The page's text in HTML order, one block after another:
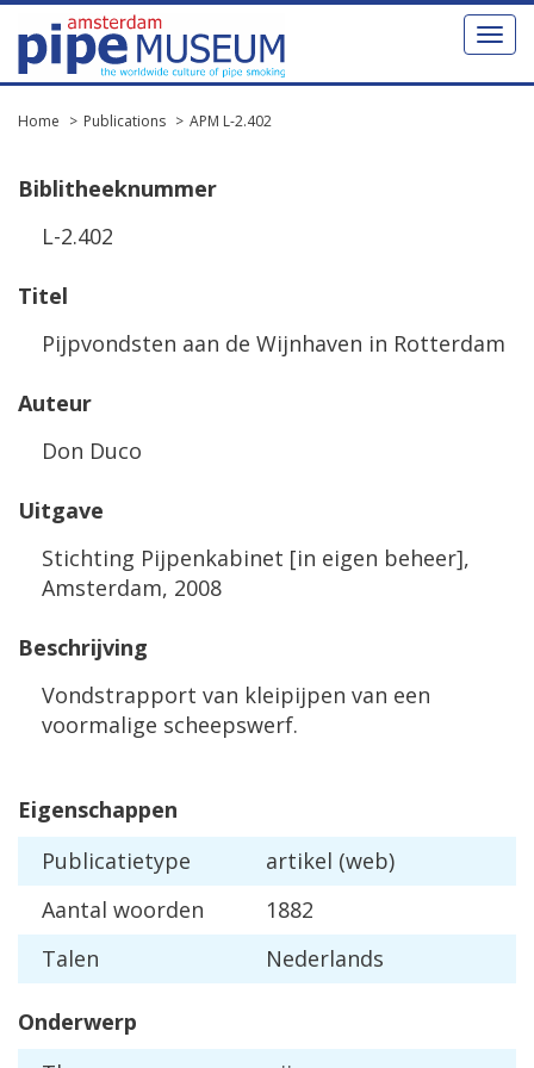
Toggle
Home Publications APM L-2.402
Biblitheeknummer
L-2.402
Titel
Pijpvondsten aan de Wijnhaven in Rotterdam
Auteur
Don Duco
Uitgave
Stichting Pijpenkabinet [in eigen beheer],
Amsterdam, 2008
Beschrijving
Vondstrapport van kleipijpen van een
voormalige scheepswerf.
Eigenschappen
Publicatietype
artikel (web)
Aantal woorden
1882
Talen
Nederlands
Onderwerp